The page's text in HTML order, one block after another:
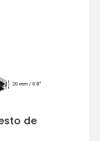
de